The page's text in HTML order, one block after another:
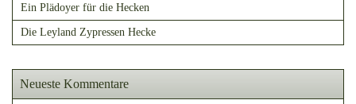
Ein Plädoyer für die Hecken
Die Leyland Zypressen Hecke
Neueste Kommentare